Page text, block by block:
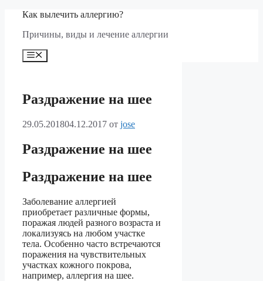
Перейти
содержимому
Как вылечить аллергию?
Причины, виды и лечение аллергии
Меню
Раздражение на шее
29.05.201804.12.2017 от jose
Раздражение на шее
Раздражение на шее
Заболевание аллергией
приобретает различные формы,
поражая людей разного возраста и
локализуясь на любом участке
тела. Особенно часто встречаются
поражения на чувствительных
участках кожного покрова,
например, аллергия на шее.